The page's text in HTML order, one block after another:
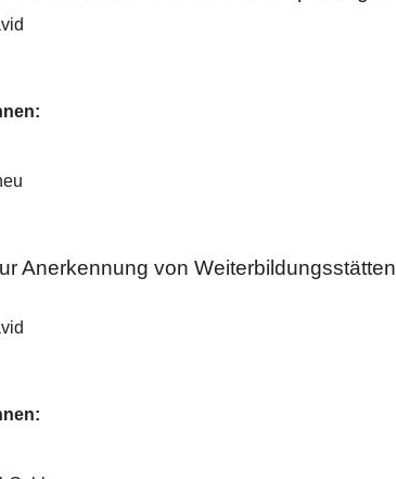
Anerkennung von Weiterbildungsstätten